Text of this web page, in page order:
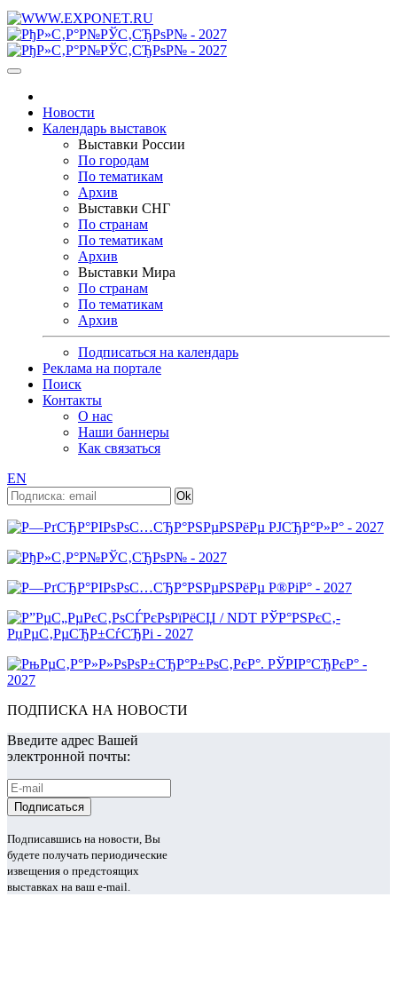
Новости
Календарь выставок
Выставки России
По городам
По тематикам
Архив
Выставки СНГ
По странам
По тематикам
Архив
Выставки Мира
По странам
По тематикам
Архив
Подписаться на календарь
Реклама на портале
Поиск
Контакты
О нас
Наши баннеры
Как связаться
EN
ПОДПИСКА НА НОВОСТИ
Введите адрес Вашей
электронной почты:
Подписавшись на новости, Вы
будете получать периодические
извещения о предстоящих
выставках на ваш e-mail.